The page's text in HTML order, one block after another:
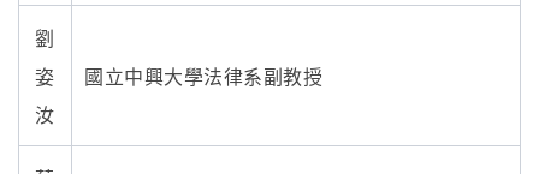
劉
姿
汝
國立中興大學法律系副教授